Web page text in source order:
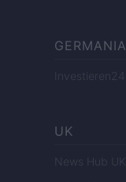
GERMANIA
Investieren24
UK
News Hub UK